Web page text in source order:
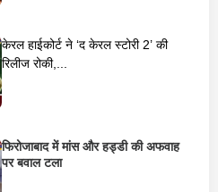
केरल हाईकोर्ट ने ‘द केरल स्टोरी 2’ की
रिलीज रोकी,...
फिरोजाबाद में मांस और हड्डी की अफवाह
पर बवाल टला